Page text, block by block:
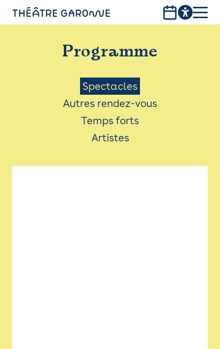
PROGRAMME
INFOS PRATIQUES
AVEC LES PUBLICS
ACCESSIBILITÉ
LES PRODUCTIONS
Programme
Menu
Saison
Spectacles
Autres rendez-vous
Temps forts
Artistes